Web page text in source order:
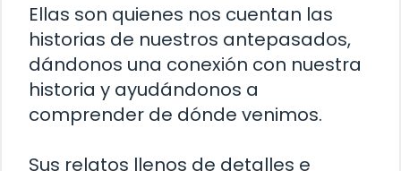
Ellas son quienes nos cuentan las
historias de nuestros antepasados,
dándonos una conexión con nuestra
historia y ayudándonos a
comprender de dónde venimos.
Sus relatos llenos de detalles e